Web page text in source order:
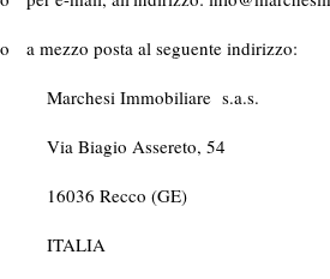
o a mezzo posta al seguente indirizzo:
Marchesi Immobiliare s.a.s.
Via Biagio Assereto, 54
16036 Recco (GE)
ITALIA